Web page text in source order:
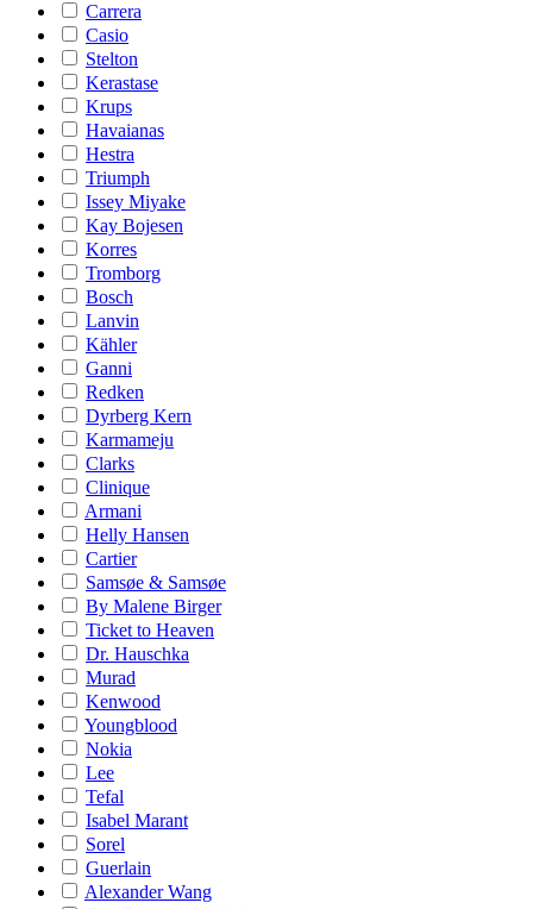
Carrera
Casio
Stelton
Kerastase
Krups
Havaianas
Hestra
Triumph
Issey Miyake
Kay Bojesen
Korres
Tromborg
Bosch
Lanvin
Kähler
Ganni
Redken
Dyrberg Kern
Karmameju
Clarks
Clinique
Armani
Helly Hansen
Cartier
Samsøe & Samsøe
By Malene Birger
Ticket to Heaven
Dr. Hauschka
Murad
Kenwood
Youngblood
Nokia
Lee
Tefal
Isabel Marant
Sorel
Guerlain
Alexander Wang